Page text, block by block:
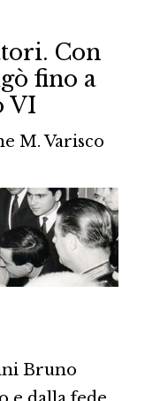
Con
fino a
VI
M. Varisco
Bruno